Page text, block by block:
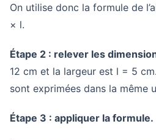
On utilise donc la formule de
× l.
Étape 2 : relever les
12 cm et la largeur est l = 5
sont exprimées dans la même
Étape 3 : appliquer la formule.